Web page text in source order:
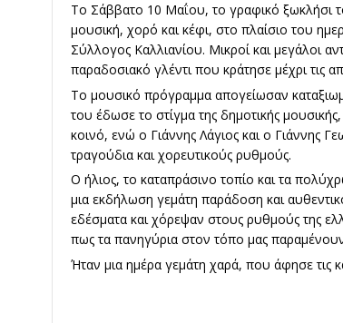
Το Σάββατο 10 Μαΐου, το γραφικό ξωκλήσι
μουσική, χορό και κέφι, στο πλαίσιο του
Σύλλογος Καλλιανίου. Μικροί και μεγάλοι
παραδοσιακό γλέντι που κράτησε μέχρι τις
Το μουσικό πρόγραμμα απογείωσαν
του έδωσε το στίγμα της δημοτικής
κοινό, ενώ ο Γιάννης Λάγιος και ο Γιάννης
τραγούδια και χορευτικούς ρυθμούς.
Ο ήλιος, το καταπράσινο τοπίο και τα
μια εκδήλωση γεμάτη παράδοση και
εδέσματα και χόρεψαν στους ρυθμούς της
πως τα πανηγύρια στον τόπο μας
Ήταν μια ημέρα γεμάτη χαρά, που άφησε τις